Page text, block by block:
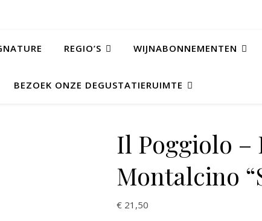
REGIO’S WIJNABONNEMENTEN
BEZOEK ONZE DEGUSTATIERUIMTE
Il Poggiolo –
Montalcino
€21,50